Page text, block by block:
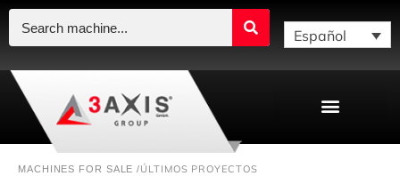
Español
MACHINES FOR SALE /ÚLTIMOS PROYECTOS